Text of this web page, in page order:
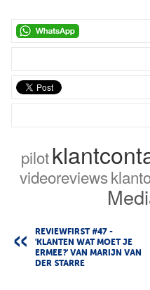
pilot
videoreviews
REVIEWFIRST #47 -
'KLANTEN WAT MOET JE
ERMEE?' VAN MARIJN VAN
DER STARRE